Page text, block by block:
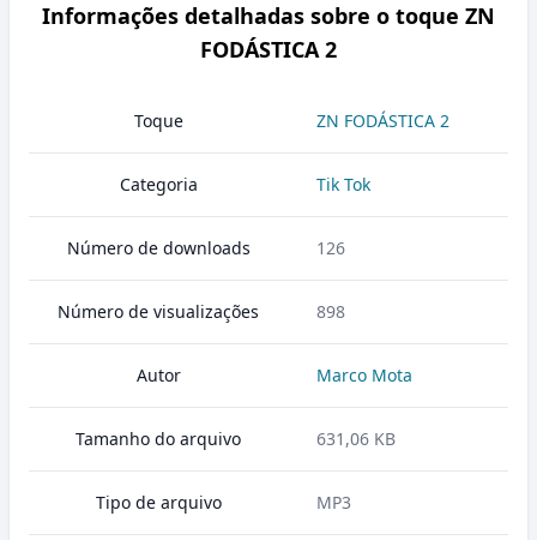
Informações detalhadas sobre o toque ZN
FODÁSTICA 2
Toque ZN FODÁSTICA 2
Categoria Tik Tok
Número de downloads 126
Número de visualizações 898
Autor Marco Mota
Tamanho do arquivo 631,06 KB
Tipo de arquivo MP3